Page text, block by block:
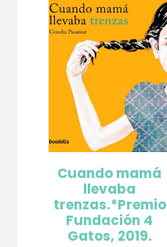
Cuando mamá
llevaba
trenzas.*Premio
Fundación 4
Gatos, 2019.